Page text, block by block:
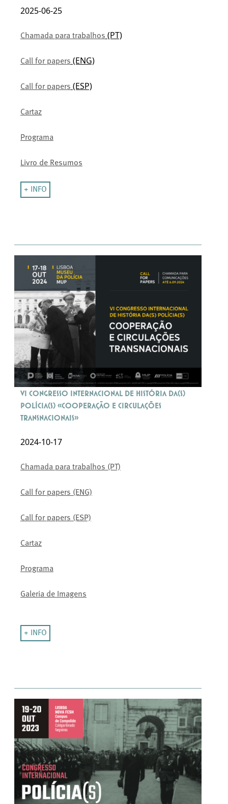
2025-06-25
Chamada para trabalhos (PT)
Call for papers (ENG)
Call for papers (ESP)
Cartaz
Programa
Livro de Resumos
+ INFO
VI Congresso Internacional de História da(s)
Polícia(s) «Cooperação e circulações
transnacionais»
2024-10-17
Chamada para trabalhos (PT)
Call for papers (ENG)
Call for papers (ESP)
Cartaz
Programa
Galeria de Imagens
+ INFO